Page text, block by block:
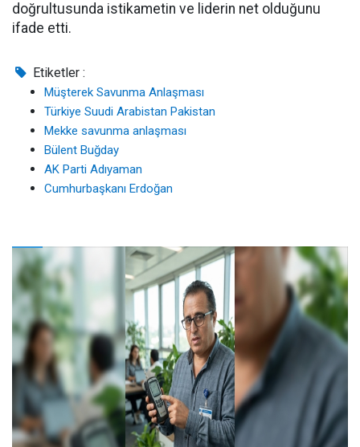
doğrultusunda istikametin ve liderin net olduğunu
ifade etti.
Etiketler :
Müşterek Savunma Anlaşması
Türkiye Suudi Arabistan Pakistan
Mekke savunma anlaşması
Bülent Buğday
AK Parti Adıyaman
Cumhurbaşkanı Erdoğan